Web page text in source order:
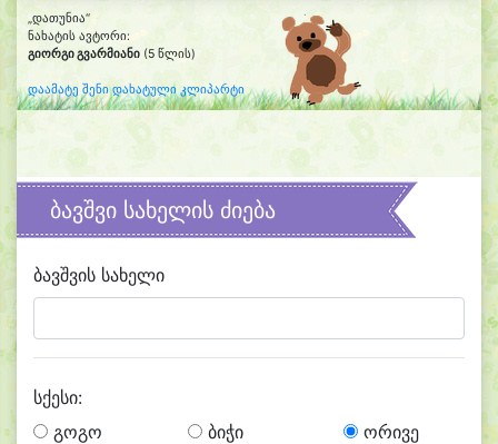
„დათუნია“
ნახატის ავტორი:
გიორგი გვარმიანი (5 წლის)
დაამატე შენი დახატული კლიპარტი
ბავშვი სახელის ძიება
ბავშვის სახელი
სქესი:
გოგო
ბიჭი ორივე